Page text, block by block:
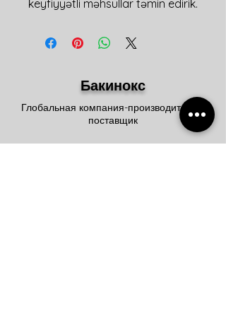
keyfiyyətli məhsullar təmin edirik.
Бакинокс
Глобальная компания-производитель и
поставщик